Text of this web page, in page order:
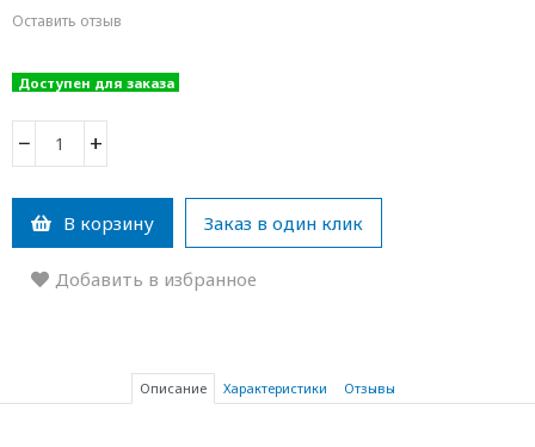
Оставить отзыв
Доступен для заказа
− +
В корзину Заказ в один клик
Добавить в избранное
Описание Характеристики Отзывы